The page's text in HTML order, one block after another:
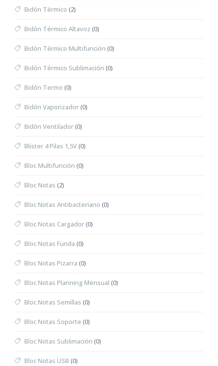
Bidón Térmico (2)
Bidón Térmico Altavoz (0)
Bidón Térmico Multifunción (0)
Bidón Térmico Sublimación (0)
Bidón Termo (0)
Bidón Vaporizador(0)
Bidón Ventilador(0)
Blister 4 Pilas 1,5V(0)
Bloc Multifunción (0)
Bloc Notas (2)
Bloc Notas Antibacteriano (0)
Bloc Notas Cargador(0)
Bloc Notas Funda (0)
Bloc Notas Pizarra (0)
Bloc Notas Planning Mensual (0)
Bloc Notas Semillas (0)
Bloc Notas Soporte (0)
Bloc Notas Sublimación (0)
Bloc Notas USB (0)